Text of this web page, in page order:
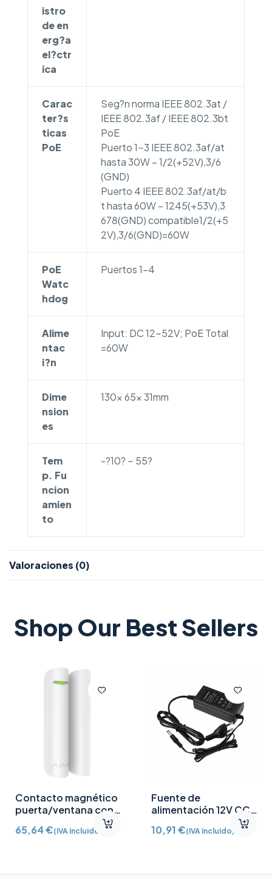
istro
de en
erg?a
el?ctr
ica
Carac
ter?s
ticas
PoE
Seg?n norma IEEE 802.3at /
IEEE 802.3af / IEEE 802.3bt
PoE
Puerto 1~3 IEEE 802.3af/at
hasta 30W – 1/2(+52V),3/6
(GND)
Puerto 4 IEEE 802.3af/at/b
t hasta 60W – 1245(+53V),3
678(GND) compatible1/2(+5
2V),3/6(GND)=60W
PoE
Watc
hdog
Puertos 1-4
Alime
ntac
i?n
Input: DC 12~52V; PoE Total
=60W
Dime
nsion
es
130x 65x 31mm
Tem
p. Fu
ncion
amien
to
-?10? ~ 55?
Valoraciones (0)
Shop Our Best Sellers
Contacto magnético
puerta/ventana con
Detector vibración e
inclinación AJ-
65,64€(IVA incluido)
Fuente de
alimentación 12V CC
10,91€(IVA incluido)